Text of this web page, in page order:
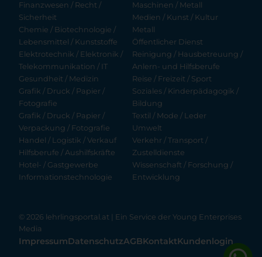
Finanzwesen / Recht /
Sicherheit
Chemie / Biotechnologie /
Lebensmittel / Kunststoffe
Elektrotechnik / Elektronik /
Telekommunikation / IT
Gesundheit / Medizin
Grafik / Druck / Papier /
Fotografie
Grafik / Druck / Papier /
Verpackung / Fotografie
Handel / Logistik / Verkauf
Hilfsberufe / Aushilfskräfte
Hotel- / Gastgewerbe
Informationstechnologie
Maschinen / Metall
Medien / Kunst / Kultur
Metall
Öffentlicher Dienst
Reinigung / Hausbetreuung /
Anlern- und Hilfsberufe
Reise / Freizeit / Sport
Soziales / Kinderpädagogik /
Bildung
Textil / Mode / Leder
Umwelt
Verkehr / Transport /
Zustelldienste
Wissenschaft / Forschung /
Entwicklung
© 2026 lehrlingsportal.at | Ein Service der Young Enterprises
Media
ImpressumDatenschutzAGBKontaktKundenlogin